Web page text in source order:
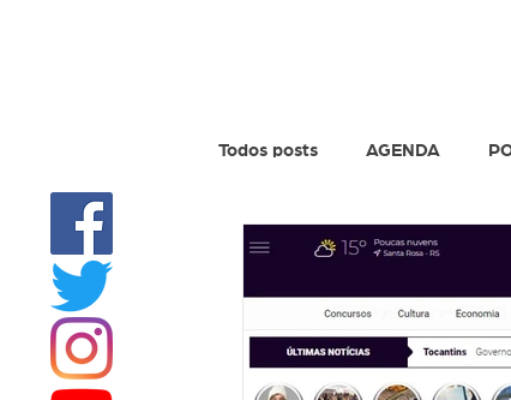
Todos posts AGENDA
MORADIA COMBATE À
DIREITOS DOS ANIMAIS